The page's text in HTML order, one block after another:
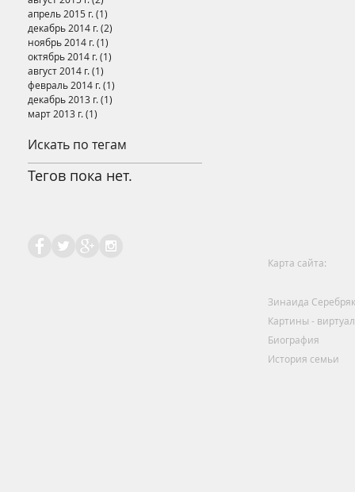
апрель 2015 г.(1)
декабрь 2014 г.(2)
ноябрь 2014 г.(1)
октябрь 2014 г.(1)
август 2014 г.(1)
февраль 2014 г.(1)
декабрь 2013 г.(1)
март 2013 г.(1)
Искать по тегам
Тегов пока нет.
Зинаида
Картины -
Биография
История семьи
Карта сайта: